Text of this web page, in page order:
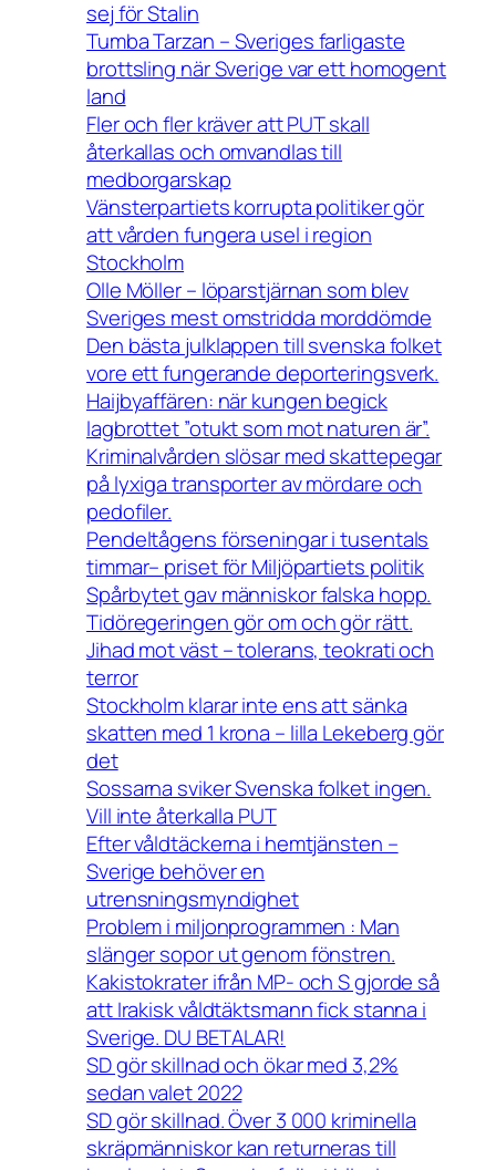
sej för Stalin
Tumba Tarzan – Sveriges farligaste
brottsling när Sverige var ett homogent
land
Fler och fler kräver att PUT skall
återkallas och omvandlas till
medborgarskap
Vänsterpartiets korrupta politiker gör
att vården fungera usel i region
Stockholm
Olle Möller – löparstjärnan som blev
Sveriges mest omstridda morddömde
Den bästa julklappen till svenska folket
vore ett fungerande deporteringsverk.
Haijbyaffären: när kungen begick
lagbrottet ”otukt som mot naturen är”.
Kriminalvården slösar med skattepegar
på lyxiga transporter av mördare och
pedofiler.
Pendeltågens förseningar i tusentals
timmar– priset för Miljöpartiets politik
Spårbytet gav människor falska hopp.
Tidöregeringen gör om och gör rätt.
Jihad mot väst – tolerans, teokrati och
terror
Stockholm klarar inte ens att sänka
skatten med 1 krona – lilla Lekeberg gör
det
Sossarna sviker Svenska folket ingen.
Vill inte återkalla PUT
Efter våldtäckerna i hemtjänsten –
Sverige behöver en
utrensningsmyndighet
Problem i miljonprogrammen : Man
slänger sopor ut genom fönstren.
Kakistokrater ifrån MP- och S gjorde så
att Irakisk våldtäktsmann fick stanna i
Sverige. DU BETALAR!
SD gör skillnad och ökar med 3,2%
sedan valet 2022
SD gör skillnad. Över 3 000 kriminella
skräpmänniskor kan returneras till